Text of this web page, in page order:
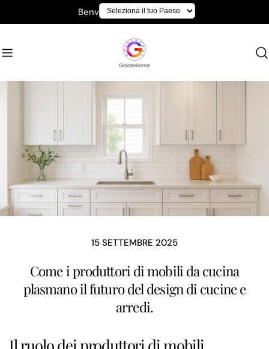
al
Benvenuti su GoldenHome
15 SETTEMBRE 2025
Come i produttori di mobili da cucina
plasmano il futuro del design di cucine e
arredi.
Il ruolo dei produttori di mobili